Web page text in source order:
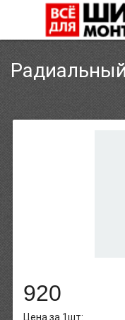
920
Цена за 1шт: